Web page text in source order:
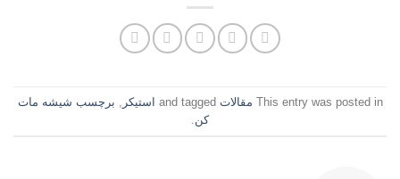
This entry was posted in مقالات and tagged استیکر
برچسب شیشه مات
کن